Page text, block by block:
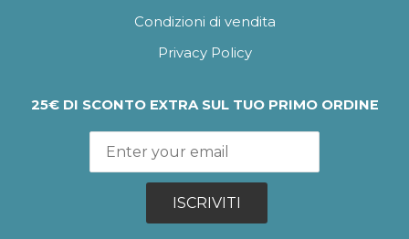
Condizioni di vendita
Privacy Policy
25€ DI SCONTO EXTRA SUL TUO PRIMO ORDINE
ISCRIVITI